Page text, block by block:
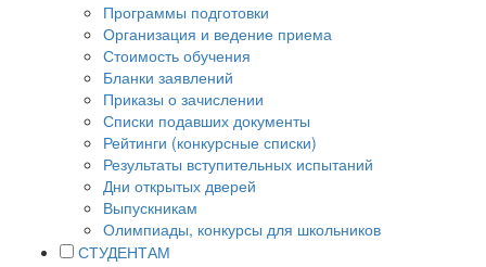
Программы подготовки
Организация и ведение приема
Стоимость обучения
Бланки заявлений
Приказы о зачислении
Списки подавших документы
Рейтинги (конкурсные списки)
Результаты вступительных испытаний
Дни открытых дверей
Выпускникам
Олимпиады, конкурсы для школьников
СТУДЕНТАМ